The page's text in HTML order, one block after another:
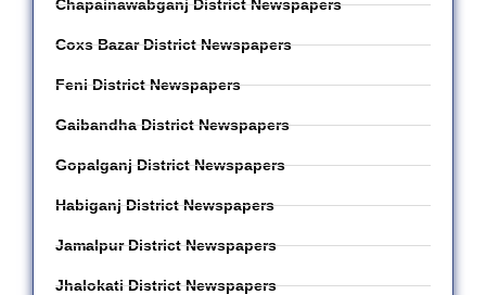
Chapainawabganj District Newspapers
Coxs Bazar District Newspapers
Feni District Newspapers
Gaibandha District Newspapers
Gopalganj District Newspapers
Habiganj District Newspapers
Jamalpur District Newspapers
Jhalokati District Newspapers